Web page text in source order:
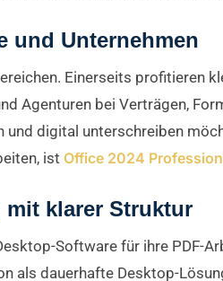
und Unternehmen
Einerseits profitieren
Agenturen bei Verträgen,
digital unterschreiben
ist Office 2024
klarer Struktur
Software für ihre PDF-
als dauerhafte Desktop-